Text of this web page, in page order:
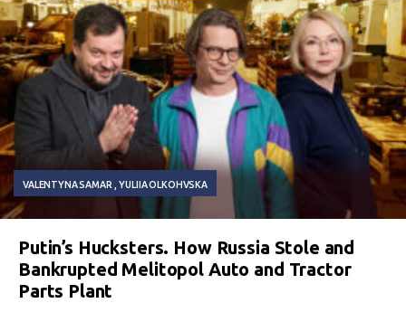
VALENTYNA SAMAR YULIIA OLKOHVSKA
Putin’s Hucksters. How Russia Stole and
Bankrupted Melitopol Auto and Tractor
Parts Plant